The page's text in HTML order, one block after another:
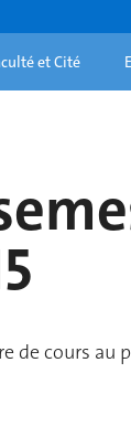
et Cité
de cours au